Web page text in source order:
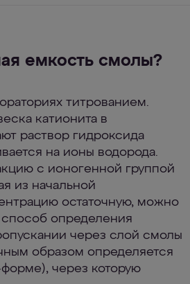
емкость смолы?
титрованием.
катионита в
раствор гидроксида
на ионы водорода.
с ионогенной группой
из начальной
остаточную, можно
способ определения
через слой смолы
образом определяется
через которую